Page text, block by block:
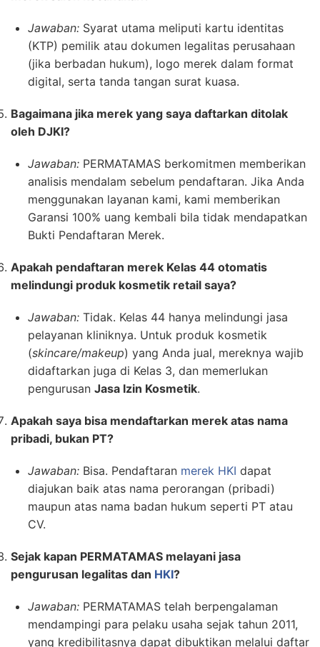
Jawaban: Syarat utama meliputi kartu identitas
(KTP) pemilik atau dokumen legalitas perusahaan
(jika berbadan hukum), logo merek dalam format
digital, serta tanda tangan surat kuasa.
Bagaimana jika merek yang saya daftarkan ditolak
oleh DJKI?
Jawaban: PERMATAMAS berkomitmen memberikan
analisis mendalam sebelum pendaftaran. Jika Anda
menggunakan layanan kami, kami memberikan
Garansi 100% uang kembali bila tidak mendapatkan
Bukti Pendaftaran Merek.
Apakah pendaftaran merek Kelas 44 otomatis
melindungi produk kosmetik retail saya?
Jawaban: Tidak. Kelas 44 hanya melindungi jasa
pelayanan kliniknya. Untuk produk kosmetik
(skincare/makeup) yang Anda jual, mereknya wajib
didaftarkan juga di Kelas 3, dan memerlukan
pengurusan Jasa Izin Kosmetik.
Apakah saya bisa mendaftarkan merek atas nama
pribadi, bukan PT?
Jawaban: Bisa. Pendaftaran merek HKI dapat
diajukan baik atas nama perorangan (pribadi)
maupun atas nama badan hukum seperti PT atau
CV.
Sejak kapan PERMATAMAS melayani jasa
pengurusan legalitas dan HKI?
Jawaban: PERMATAMAS telah berpengalaman
mendampingi para pelaku usaha sejak tahun 2011,
yang kredibilitasnya dapat dibuktikan melalui daftar